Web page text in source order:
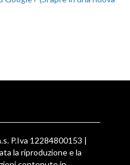
P.Iva 12284800153 |
la riproduzione e la